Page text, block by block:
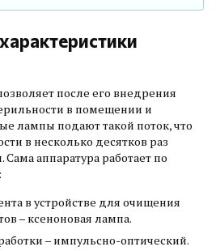
после его внедрения
в помещении и
лампы подают такой поток, что
в несколько десятков раз
аппаратура работает по
в устройстве для очищения
– ксеноновая лампа.
– импульсно-оптический.